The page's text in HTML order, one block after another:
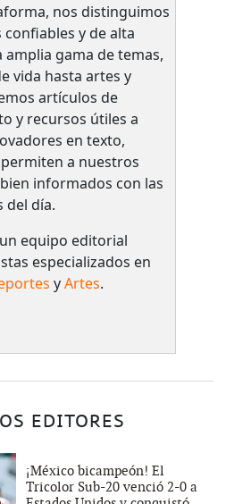
nos distinguimos
y de alta
gama de temas,
vida hasta artes y
artículos de
y recursos útiles a
en texto,
a nuestros
informados con las
del día.
equipo editorial
especializados en
yArtes.
EDITORES
¡México bicampeón! El
Tricolor Sub-20 venció 2-0 a